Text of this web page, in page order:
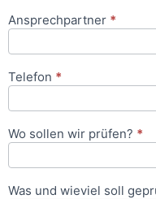
Ansprechpartner *
Telefon *
Wo sollen wir prüfen? *
Was und wieviel soll